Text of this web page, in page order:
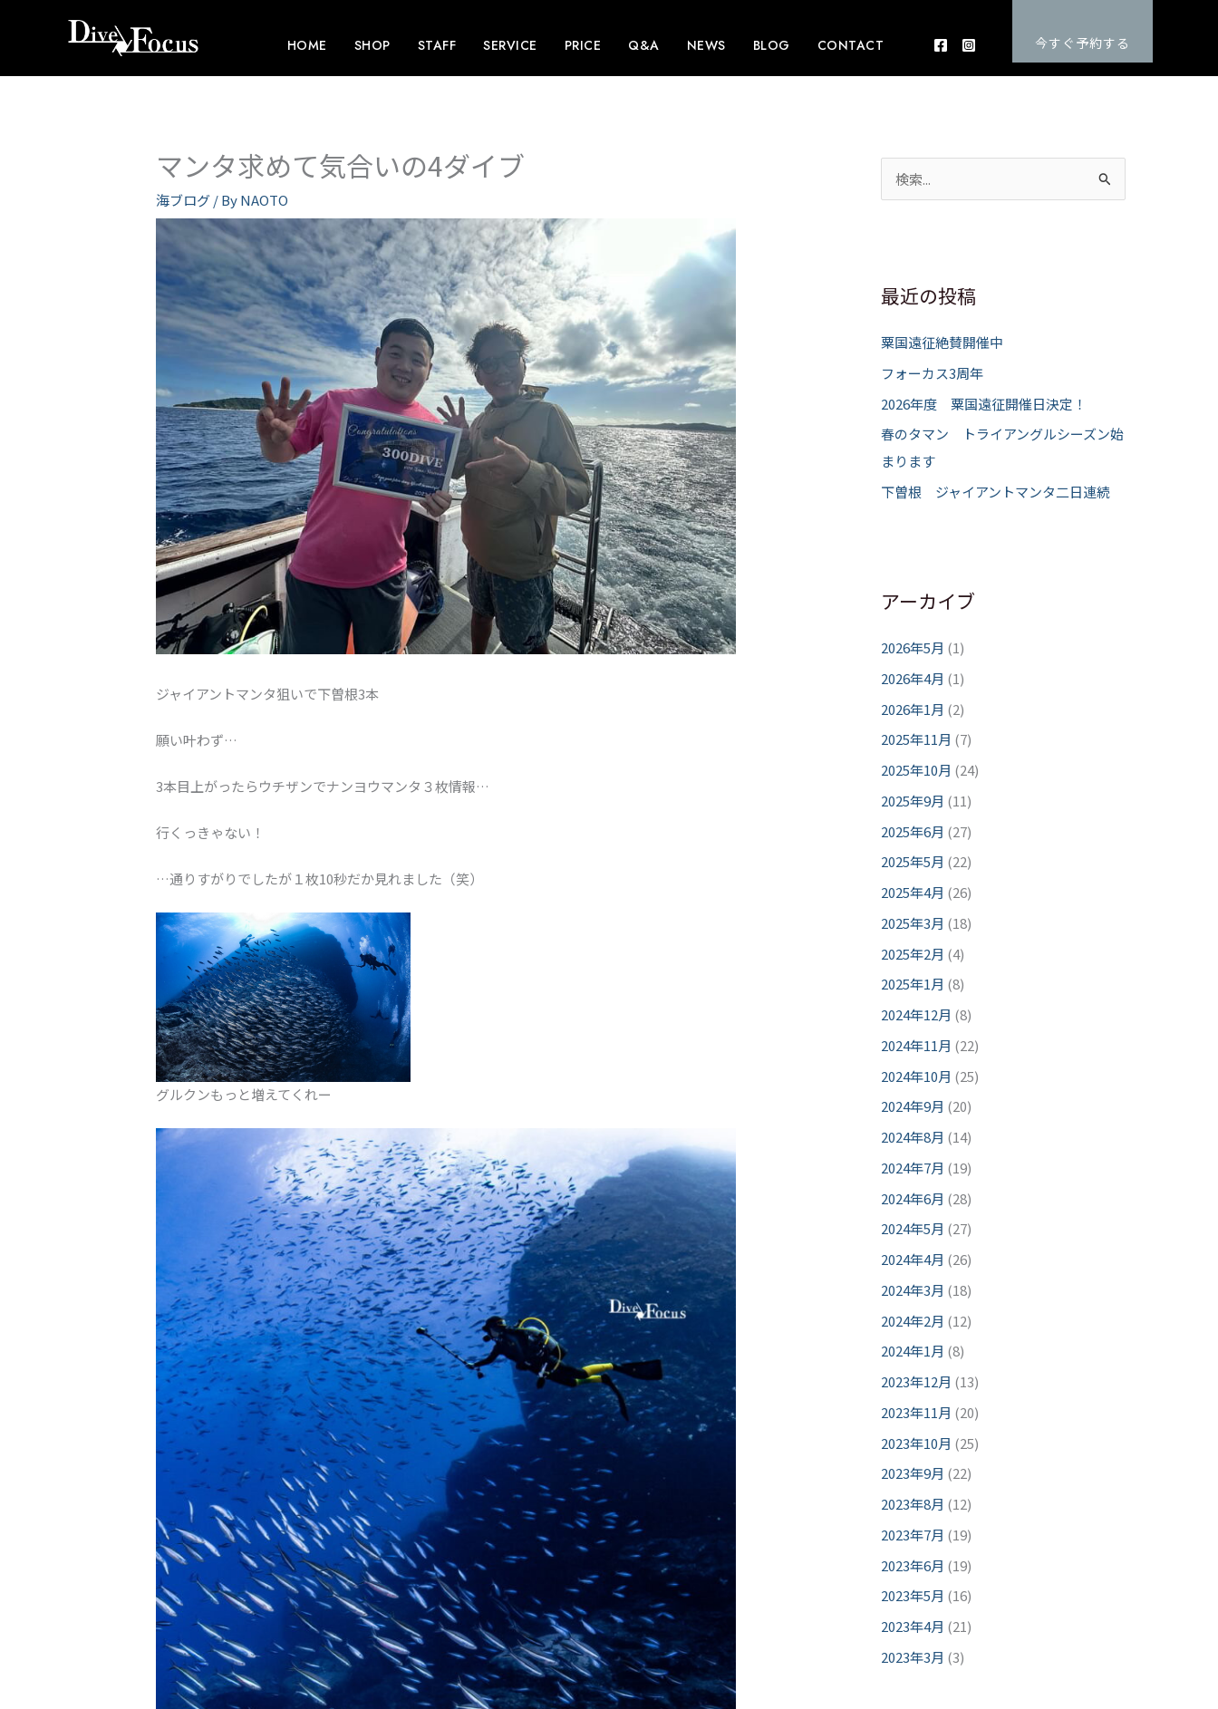
HOME SHOP STAFF SERVICE PRICE Q&A NEWS BLOG CONTACT 今すぐ予約する
マンタ求めて気合いの4ダイブ
海ブログ/ ByNAOTO
ジャイアントマンタ狙いで下曽根3本
願い叶わず…
3本目上がったらウチザンでナンヨウマンタ３枚情報…
行くっきゃない！
…通りすがりでしたが１枚10秒だか見れました（笑）
グルクンもっと増えてくれー
:最近の投稿
粟国遠征絶賛開催中
フォーカス3周年
2026年度 粟国遠征開催日決定！
春のタマン トライアングルシーズン始
まります
下曽根 ジャイアントマンタ二日連続
アーカイブ
2026年5月 (1)
2026年4月 (1)
2026年1月 (2)
2025年11月 (7)
2025年10月 (24)
2025年9月 (11)
2025年6月 (27)
2025年5月 (22)
2025年4月 (26)
2025年3月 (18)
2025年2月 (4)
2025年1月 (8)
2024年12月 (8)
2024年11月 (22)
2024年10月 (25)
2024年9月 (20)
2024年8月 (14)
2024年7月 (19)
2024年6月 (28)
2024年5月 (27)
2024年4月 (26)
2024年3月 (18)
2024年2月 (12)
2024年1月 (8)
2023年12月 (13)
2023年11月 (20)
2023年10月 (25)
2023年9月 (22)
2023年8月 (12)
2023年7月 (19)
2023年6月 (19)
2023年5月 (16)
2023年4月 (21)
2023年3月 (3)